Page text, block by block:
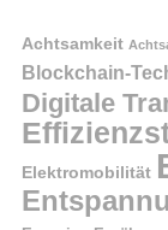
Achtsamkeit
Blockchain-
Digitale
Elektromobilität